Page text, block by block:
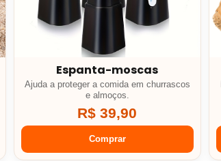
Espanta-moscas
Ajuda a proteger a comida em churrascos
e almoços.
R$ 39,90
Comprar